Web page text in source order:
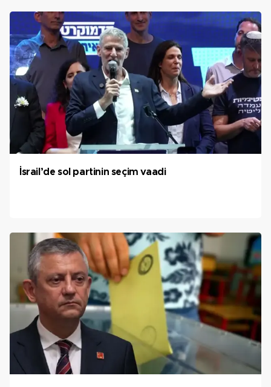
İsrail’de sol partinin seçim vaadi